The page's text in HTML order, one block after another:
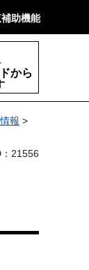
補助機能
から
報 >
21556